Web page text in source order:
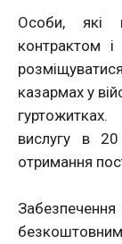
Особи, які
контрактом
казармах у
вислугу в
отримання
Забезпечення